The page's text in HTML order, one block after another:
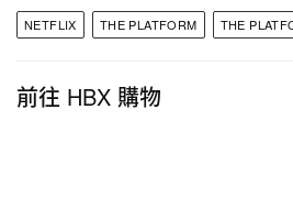
相關報導
>三年等待！Netflix 人氣影集《
Hellbound》全新第 2 季上線日
NETFLIX THE PLATFORM THE
前往 HBX 購物